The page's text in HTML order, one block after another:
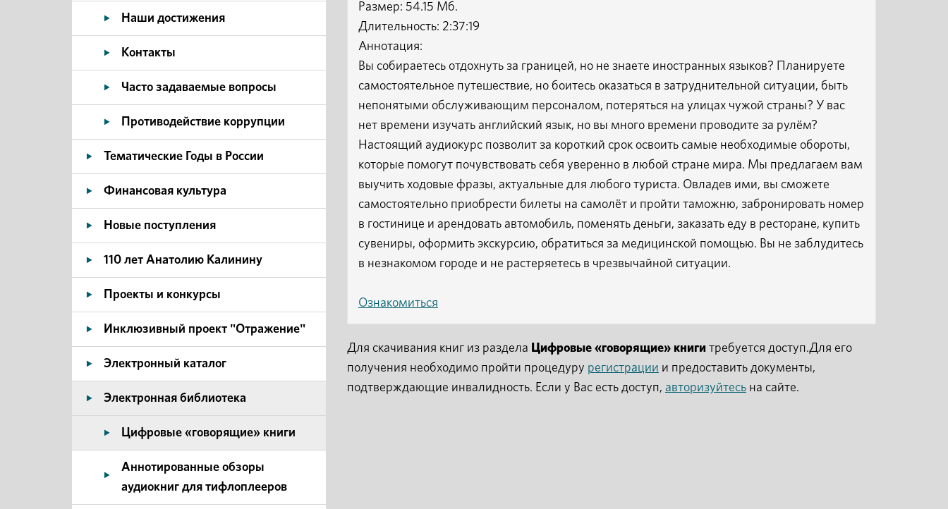
Наши достижения
Контакты
Часто задаваемые вопросы
Противодействие коррупции
Тематические Годы в России
Финансовая культура
Новые поступления
110 лет Анатолию Калинину
Проекты и конкурсы
Инклюзивный проект "Отражение"
Электронный каталог
Электронная библиотека
Цифровые «говорящие» книги
Аннотированные обзоры
аудиокниг для тифлоплееров
Размер: 54.15 Мб.
Длительность: 2:37:19
Аннотация:
Вы собираетесь отдохнуть за границей, но не знаете иностранных языков? Планируете
самостоятельное путешествие, но боитесь оказаться в затруднительной ситуации, быть
непонятыми обслуживающим персоналом, потеряться на улицах чужой страны? У вас
нет времени изучать английский язык, но вы много времени проводите за рулём?
Настоящий аудиокурс позволит за короткий срок освоить самые необходимые обороты,
которые помогут почувствовать себя уверенно в любой стране мира. Мы предлагаем вам
выучить ходовые фразы, актуальные для любого туриста. Овладев ими, вы сможете
самостоятельно приобрести билеты на самолёт и пройти таможню, забронировать номер
в гостинице и арендовать автомобиль, поменять деньги, заказать еду в ресторане, купить
сувениры, оформить экскурсию, обратиться за медицинской помощью. Вы не заблудитесь
в незнакомом городе и не растеряетесь в чрезвычайной ситуации.
Ознакомиться
Для скачивания книг из раздела Цифровые «говорящие» книги требуется доступ.Для его
получения необходимо пройти процедуру регистрации и предоставить документы,
подтверждающие инвалидность. Если у Вас есть доступ, авторизуйтесь на сайте.